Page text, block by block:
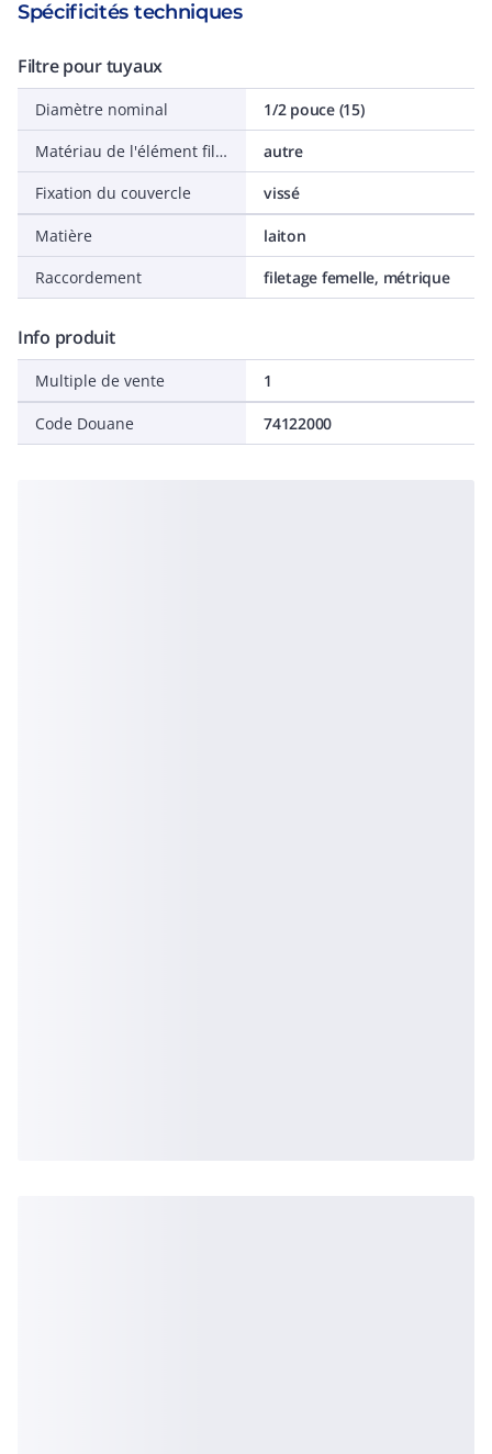
Spécificités techniques
Filtre pour tuyaux
Diamètre nominal
1/2 pouce (15)
Matériau de l'élément filtrant
autre
Fixation du couvercle
vissé
Matière
laiton
Raccordement
filetage femelle, métrique
Info produit
Multiple de vente 1
Code Douane 74122000